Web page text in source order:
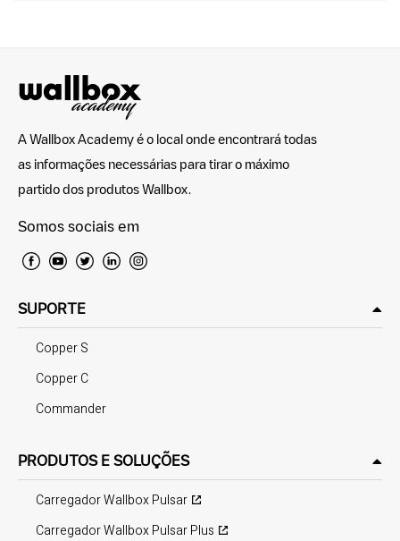
A Wallbox Academy é o local onde encontrará todas
as informações necessárias para tirar o máximo
partido dos produtos Wallbox.
Somos sociais em
SUPORTE
Copper S
Copper C
Commander
PRODUTOS E SOLUÇÕES
Carregador Wallbox Pulsar
Carregador Wallbox Pulsar Plus